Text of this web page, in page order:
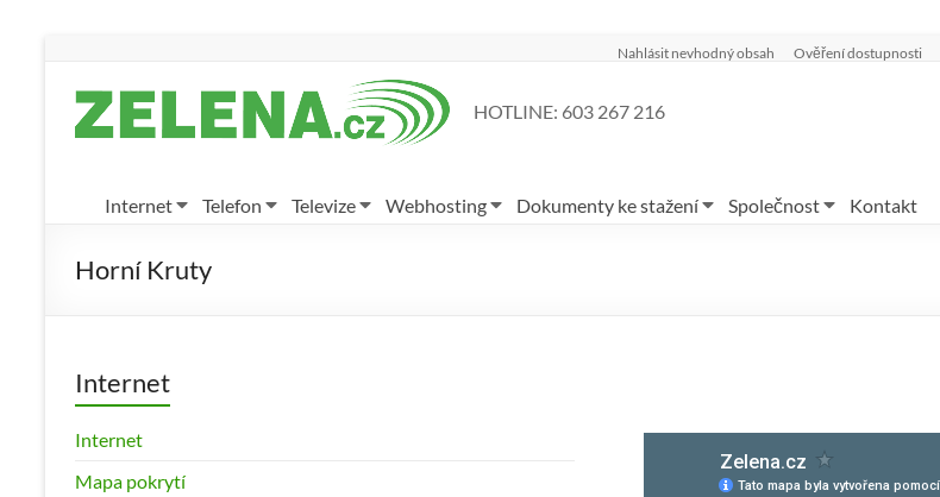
Nahlásit nevhodný obsah Ověření dostupnosti
HOTLINE: 603 267 216
Internet Telefon Televize Webhosting Dokumenty ke stažení Společnost Kontakt
Horní Kruty
Internet
Internet
Mapa pokrytí